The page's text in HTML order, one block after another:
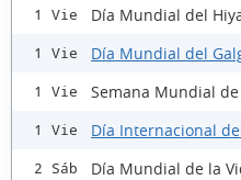
1 Vie Día Mundial del
1 Vie Día Mundial del
1 Vie Semana Mundial
1 Vie Día Internacional
2 Sáb Día Mundial de la